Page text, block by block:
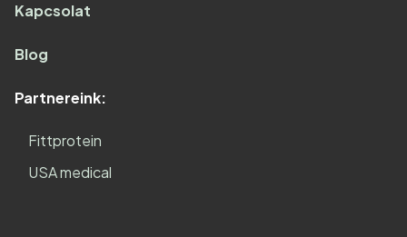
Kapcsolat
Blog
Partnereink:
Fittprotein
USA medical